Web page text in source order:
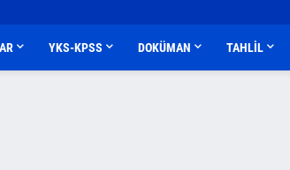
YKS-KPSS DOKÜMAN TAHLİL